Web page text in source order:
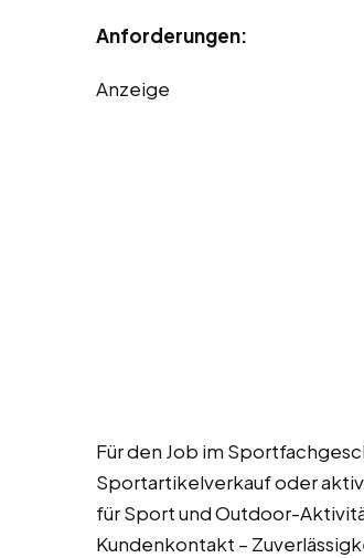
Anforderungen:
Anzeige
Für den Job im
Sportartikelverkauf oder
für Sport und Outdoor-
Kundenkontakt –